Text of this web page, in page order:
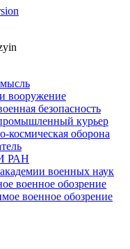
вооружение
безопасность
курьер
космическая оборона
РАН
военных наук
военное обозрение
военное обозрение